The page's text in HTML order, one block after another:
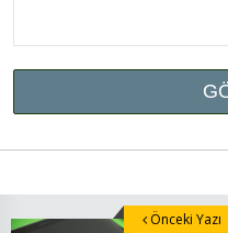
Önceki Yazı